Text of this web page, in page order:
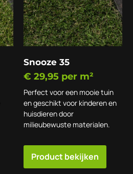
Snooze 35
€ 29,95 per m²
Perfect voor een mooie tuin
en geschikt voor kinderen en
huisdieren door
milieubewuste materialen.
Product bekijken